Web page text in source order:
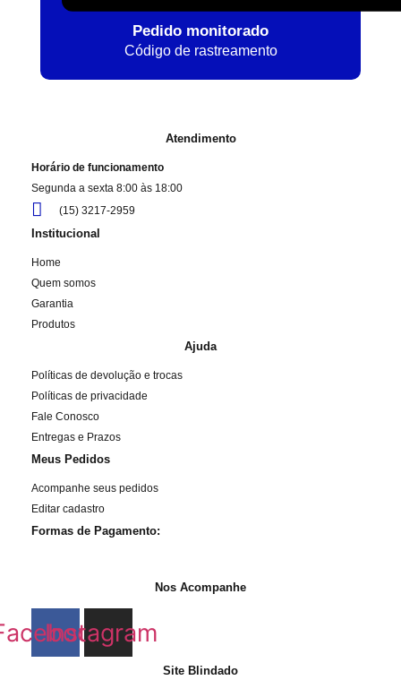
Pedido monitorado
Código de rastreamento
Atendimento
Horário de funcionamento
Segunda a sexta 8:00 às 18:00
(15) 3217-2959
Institucional
Home
Quem somos
Garantia
Produtos
Ajuda
Políticas de devolução e trocas
Políticas de privacidade
Fale Conosco
Entregas e Prazos
Meus Pedidos
Acompanhe seus pedidos
Editar cadastro
Formas de Pagamento:
Nos Acompanhe
Instagram
Site Blindado